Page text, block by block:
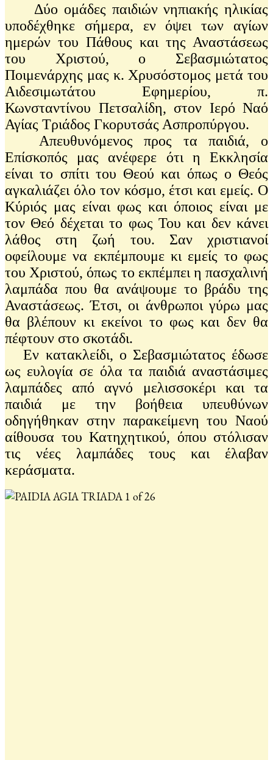
Δύο ομάδες παιδιών νηπιακής ηλικίας
υποδέχθηκε σήμερα, εν όψει των αγίων
ημερών του Πάθους και της Αναστάσεως
του Χριστού, ο Σεβασμιώτατος
Ποιμενάρχης μας κ. Χρυσόστομος μετά του
Αιδεσιμωτάτου Εφημερίου, π.
Κωνσταντίνου Πετσαλίδη, στον Ιερό Ναό
Αγίας Τριάδος Γκορυτσάς Ασπροπύργου.
Απευθυνόμενος προς τα παιδιά, ο
Επίσκοπός μας ανέφερε ότι η Εκκλησία
είναι το σπίτι του Θεού και όπως ο Θεός
αγκαλιάζει όλο τον κόσμο, έτσι και εμείς. Ο
Κύριός μας είναι φως και όποιος είναι με
τον Θεό δέχεται το φως Του και δεν κάνει
λάθος στη ζωή του. Σαν χριστιανοί
οφείλουμε να εκπέμπουμε κι εμείς το φως
του Χριστού, όπως το εκπέμπει η πασχαλινή
λαμπάδα που θα ανάψουμε το βράδυ της
Αναστάσεως. Έτσι, οι άνθρωποι γύρω μας
θα βλέπουν κι εκείνοι το φως και δεν θα
πέφτουν στο σκοτάδι.
Εν κατακλείδι, ο Σεβασμιώτατος έδωσε
ως ευλογία σε όλα τα παιδιά αναστάσιμες
λαμπάδες από αγνό μελισσοκέρι και τα
παιδιά με την βοήθεια υπευθύνων
οδηγήθηκαν στην παρακείμενη του Ναού
αίθουσα του Κατηχητικού, όπου στόλισαν
τις νέες λαμπάδες τους και έλαβαν
κεράσματα.